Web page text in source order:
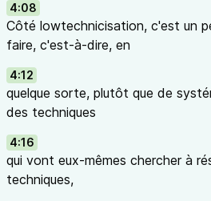
4:08
Côté lowtechnicisation, c'est un
faire, c'est-à-dire, en
4:12
quelque sorte, plutôt que de
des techniques
4:16
qui vont eux-mêmes chercher à
techniques,